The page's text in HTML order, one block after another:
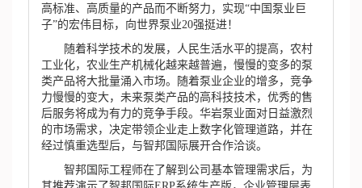
高标准、高质量的产品而不断努力，实现“中国泵业巨
子”的宏伟目标，向世界泵业20强挺进！
随着科学技术的发展，人民生活水平的提高，农村
工业化，农业生产机械化越来越普遍，慢慢的变多的泵
类产品将大批量涌入市场。随着泵业企业的增多，竞争
力慢慢的变大，未来泵类产品的高科技技术，优秀的售
后服务将成为有力的竞争手段。华岩泵业面对日益激烈
的市场需求，决定带领企业走上数字化管理道路，并在
经过慎重选型后，与智邦国际展开合作洽谈。
智邦国际工程师在了解到公司基本管理需求后，为